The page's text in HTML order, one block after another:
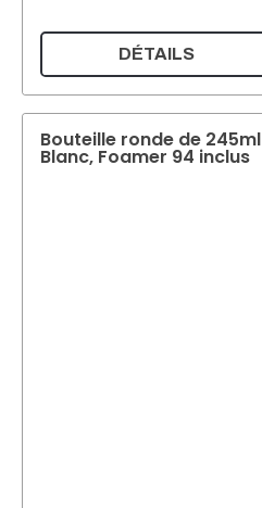
DÉTAILS
Bouteille ronde de 245ml
Blanc, Foamer 94 inclus